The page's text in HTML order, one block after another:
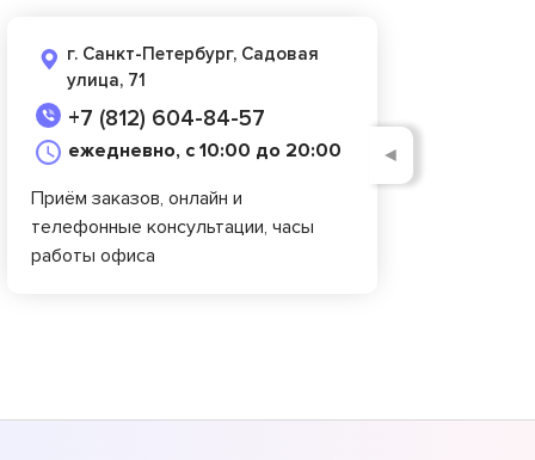
г. Санкт-Петербург, Садовая
улица, 71
+7 (812) 604-84-57
ежедневно, с 10:00 до 20:00
Приём заказов, онлайн и
телефонные консультации, часы
работы офиса
◄